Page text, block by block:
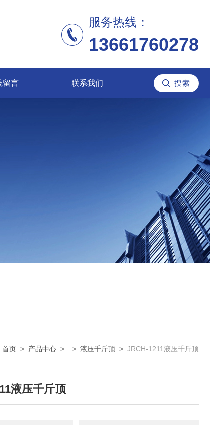
服务热线：
13661760278
留言 联系我们
首页 > 产品中心 > > 液压千斤顶 > JRCH-1211液压千斤顶
液压千斤顶